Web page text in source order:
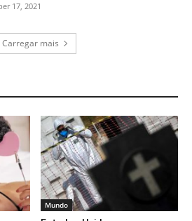
17, 2021
Carregar mais
Mundo